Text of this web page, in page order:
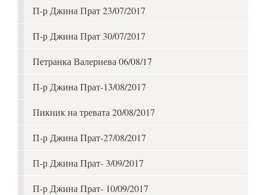
П-р Джина Прат 23/07/2017
П-р Джина Прат 30/07/2017
Петранка Валериева 06/08/17
П-р Джина Прат-13/08/2017
Пикник на тревата 20/08/2017
П-р Джина Прат-27/08/2017
П-р Джина Прат- 3/09/2017
П-р Джина Прат- 10/09/2017